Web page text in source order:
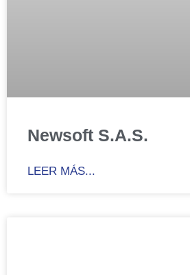
Newsoft S.A.S.
LEER MÁS...